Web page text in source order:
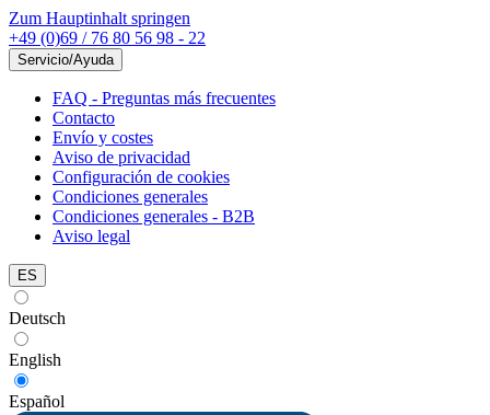
Zum Hauptinhalt springen
+49 (0)69 / 76 80 56 98 - 22
Servicio/Ayuda
FAQ - Preguntas más frecuentes
Contacto
Envío y costes
Aviso de privacidad
Configuración de cookies
Condiciones generales
Condiciones generales - B2B
Aviso legal
ES
Deutsch
English
Español